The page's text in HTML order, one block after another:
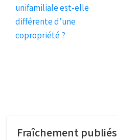
unifamiliale est-elle
différente d’une
copropriété ?
Fraîchement publiés